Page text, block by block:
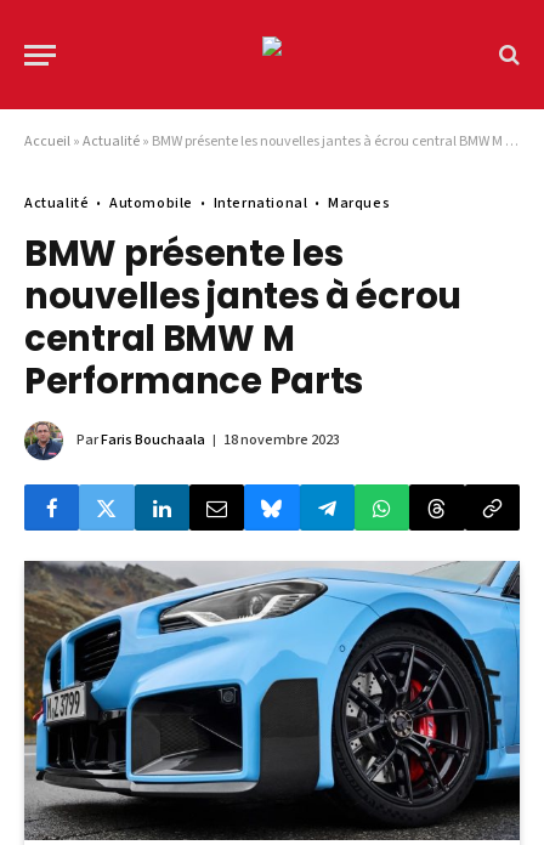
Accueil»Actualité» BMW présente les nouvelles jantes à écrou central BMW M Performance Parts
Actualité Automobile International Marques
BMW présente les
nouvelles jantes à écrou
central BMW M
Performance Parts
ParFaris Bouchaala 18 novembre 2023